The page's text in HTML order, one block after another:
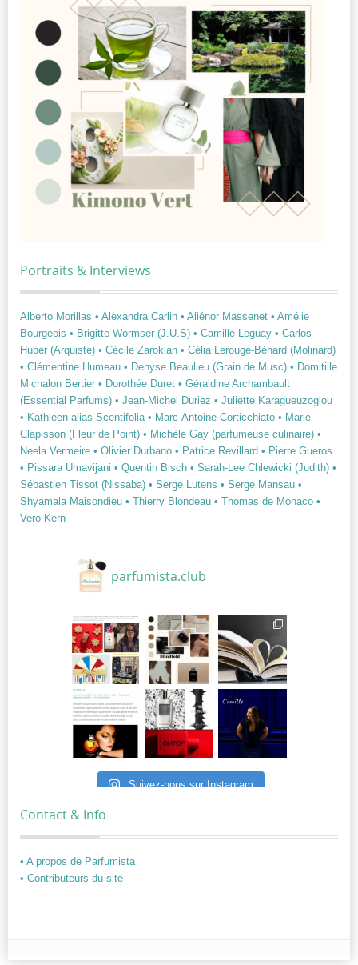
Portraits & Interviews
Alberto Morillas • Alexandra Carlin • Aliénor Massenet • Amélie
Bourgeois • Brigitte Wormser (J.U.S) • Camille Leguay • Carlos
Huber (Arquiste) • Cécile Zarokian • Célia Lerouge-Bénard (Molinard)
• Clémentine Humeau • Denyse Beaulieu (Grain de Musc) • Domitille
Michalon Bertier • Dorothée Duret • Géraldine Archambault
(Essential Parfums) • Jean-Michel Duriez • Juliette Karagueuzoglou
• Kathleen alias Scentifolia • Marc-Antoine Corticchiato • Marie
Clapisson (Fleur de Point) • Michèle Gay (parfumeuse culinaire) •
Neela Vermeire • Olivier Durbano • Patrice Revillard • Pierre Gueros
• Pissara Umavijani • Quentin Bisch • Sarah-Lee Chlewicki (Judith) •
Sébastien Tissot (Nissaba) • Serge Lutens • Serge Mansau •
Shyamala Maisondieu • Thierry Blondeau • Thomas de Monaco •
Vero Kern
parfumista.club
Suivez-nous sur Instagram
Contact & Info
• A propos de Parfumista
• Contributeurs du site